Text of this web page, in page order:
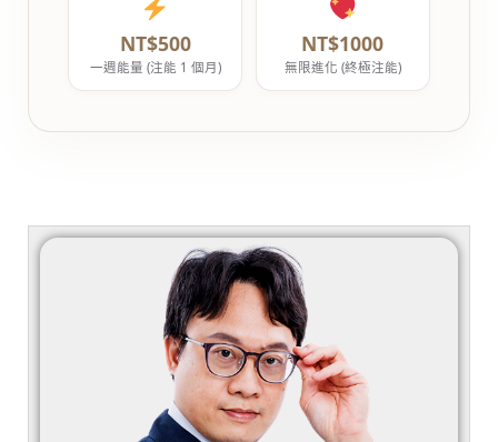
NT$500
一週能量 (注能 1 個月)
NT$1000
無限進化 (終極注能)